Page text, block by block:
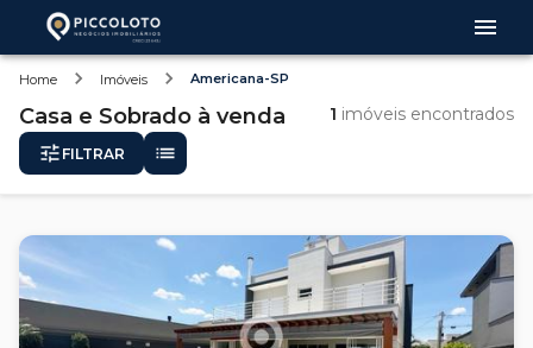
Home Imóveis Americana-SP
Casa e Sobrado à venda 1 imóveis encontrados
FILTRAR